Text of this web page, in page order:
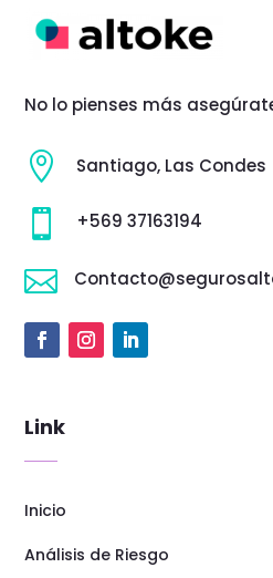
No lo pienses más
 Santiago, Las Condes
 +569 37163194

Link
Inicio
Análisis de Riesgo